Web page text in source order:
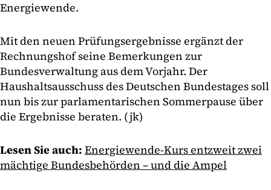
Energiewende.
Mit den neuen Prüfungsergebnisse ergänzt der
Rechnungshof seine Bemerkungen zur
Bundesverwaltung aus dem Vorjahr. Der
Haushaltsausschuss des Deutschen Bundestages soll
nun bis zur parlamentarischen Sommerpause über
die Ergebnisse beraten. (jk)
Lesen Sie auch: Energiewende-Kurs entzweit zwei
mächtige Bundesbehörden – und die Ampel